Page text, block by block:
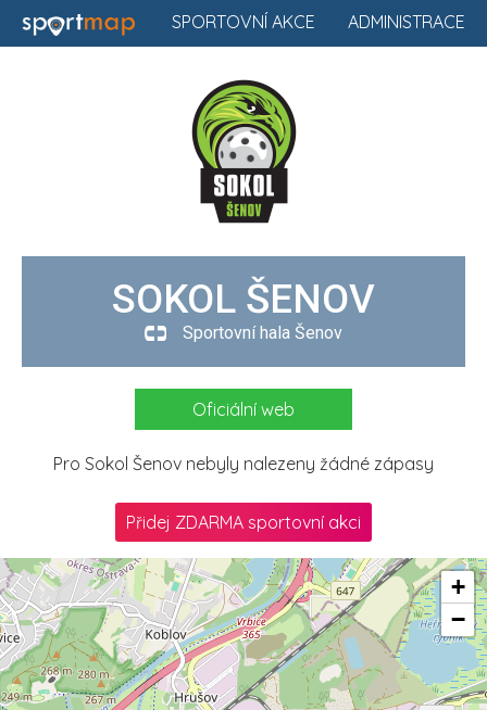
ADMINISTRACE
SPORTOVNÍ AKCE
SOKOL ŠENOV
Sportovní hala Šenov
Oficiální web
Pro Sokol Šenov nebyly nalezeny žádné zápasy
Přidej ZDARMA sportovní akci
+
−